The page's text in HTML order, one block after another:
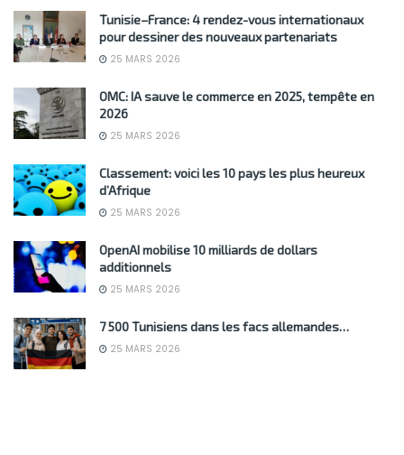
Tunisie–France: 4 rendez-vous internationaux
pour dessiner des nouveaux partenariats
25 MARS 2026
OMC: IA sauve le commerce en 2025, tempête en
2026
25 MARS 2026
Classement: voici les 10 pays les plus heureux
d’Afrique
25 MARS 2026
OpenAI mobilise 10 milliards de dollars
additionnels
25 MARS 2026
7 500 Tunisiens dans les facs allemandes…
25 MARS 2026